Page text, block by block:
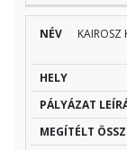
KAIROSZ